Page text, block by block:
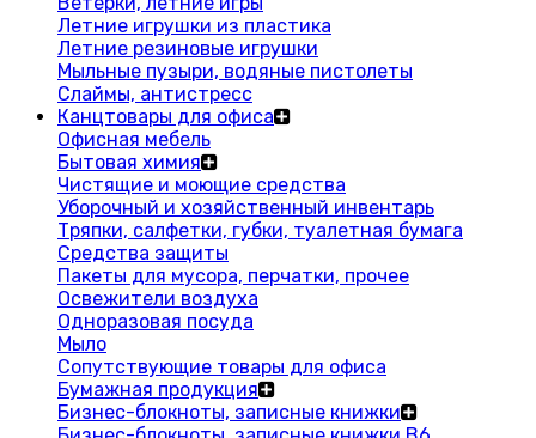
Летние игрушки из пластика
Летние резиновые игрушки
Мыльные пузыри, водяные пистолеты
Слаймы, антистресс
Канцтовары для офиса
Офисная мебель
Бытовая химия
Чистящие и моющие средства
Уборочный и хозяйственный инвентарь
Тряпки, салфетки, губки, туалетная бумага
Средства защиты
Пакеты для мусора, перчатки, прочее
Освежители воздуха
Одноразовая посуда
Мыло
Сопутствующие товары для офиса
Бумажная продукция
Бизнес-блокноты, записные книжки